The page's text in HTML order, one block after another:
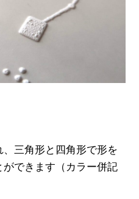
三角形と四角形で形を
できます（カラー併記